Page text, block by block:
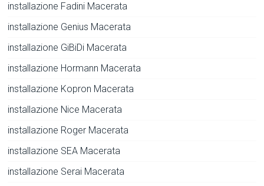
installazione Fadini Macerata
installazione Genius Macerata
installazione GiBiDi Macerata
installazione Hormann Macerata
installazione Kopron Macerata
installazione Nice Macerata
installazione Roger Macerata
installazione SEA Macerata
installazione Serai Macerata